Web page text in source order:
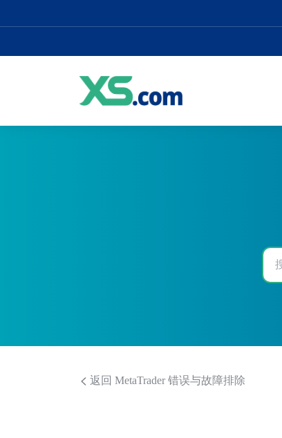
返回 MetaTrader 错误与故障排除